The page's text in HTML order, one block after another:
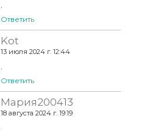
Ответить
Kot
13 июля 2024 г. 12:44
Ответить
Мария200413
18 августа 2024 г. 19:19